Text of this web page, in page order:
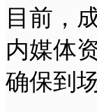
目前，
内媒体
确保到